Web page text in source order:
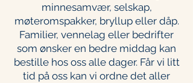
minnesamvær, selskap,
møteromspakker, bryllup eller dåp.
Familier, vennelag eller bedrifter
som ønsker en bedre middag kan
bestille hos oss alle dager. Får vi litt
tid på oss kan vi ordne det aller